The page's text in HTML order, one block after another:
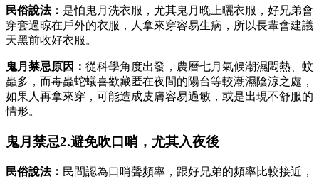
民俗說法： 是怕鬼月洗衣服，尤其鬼月晚上曬衣服，好兄弟會
穿套過晾在戶外的衣服，人拿來穿容易生病，所以長輩會建議
天黑前收好衣服。
鬼月禁忌原因： 從科學角度出發，農曆七月氣候潮濕悶熱、蚊
蟲多，而毒蟲蛇蟻喜歡藏匿在夜間的陽台等較潮濕陰涼之處，
如果人再拿來穿，可能造成皮膚容易過敏，或是出現不舒服的
情形。
鬼月禁忌2.避免吹口哨，尤其入夜後
民俗說法： 民間認為口哨聲頻率，跟好兄弟的頻率比較接近，